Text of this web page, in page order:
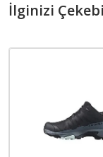
İlginizi